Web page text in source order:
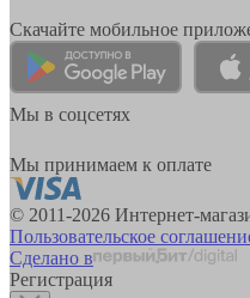
Скачайте мобильное
Мы в соцсетях
Мы принимаем к оплате
© 2011-2026 Интернет-
Пользовательское
Сделано в
Регистрация